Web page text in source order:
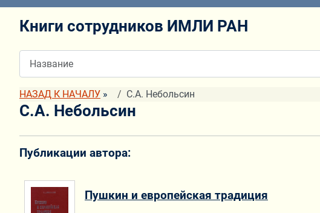
Книги сотрудников ИМЛИ РАН
НАЗАД К НАЧАЛУ » С.А. Небольсин
С.А. Небольсин
Публикации автора:
Пушкин и европейская традиция